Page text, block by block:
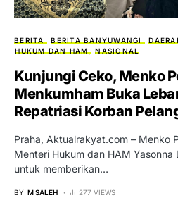
BERITA BERITA BANYUWANGI
HUKUM DAN HAM
NASIONAL
Kunjungi Ceko, Menko
Menkumham Buka
Repatriasi Korban
Praha, Aktualrakyat.com – Menko
Menteri Hukum dan HAM Yasonna
untuk memberikan…
BY M SALEH 277 VIEWS